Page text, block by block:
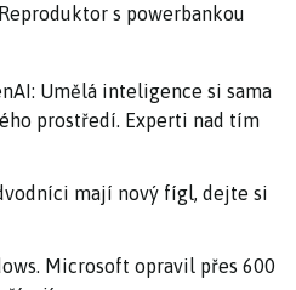
s powerbankou
Umělá inteligence si sama
prostředí. Experti nad tím
mají nový fígl, dejte si
Microsoft opravil přes 600